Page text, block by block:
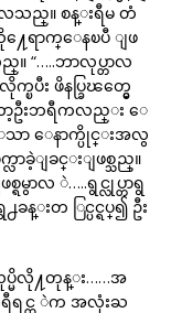
ည္။ စန္းရီမ တံ
႔ေရာက္ေနၿပီ ျဖ
“…..ဘာလုပ္တာလ
ပီး ဖိနပ္ခြၽတ္မွေ
ဦးဘရီကလည္း ေ
သာ ေနာက္ပိုင္းအလွ
ခဲ့ျခင္းျဖစ္သည္။
ရမွာလ ဲ…..ရွင္လုပ္တာရွ
န္းတ ြင္ပင္ရပ္၍ ဦး
ပ္မိလို႔တုန္း……အ
ရီရင္ထ ဲက အလုံးႀ